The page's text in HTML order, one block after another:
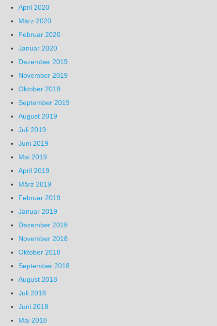
April 2020
März 2020
Februar 2020
Januar 2020
Dezember 2019
November 2019
Oktober 2019
September 2019
August 2019
Juli 2019
Juni 2019
Mai 2019
April 2019
März 2019
Februar 2019
Januar 2019
Dezember 2018
November 2018
Oktober 2018
September 2018
August 2018
Juli 2018
Juni 2018
Mai 2018